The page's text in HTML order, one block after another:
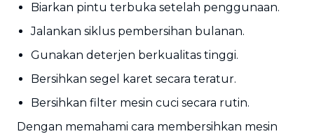
Biarkan pintu terbuka setelah penggunaan.
Jalankan siklus pembersihan bulanan.
Gunakan deterjen berkualitas tinggi.
Bersihkan segel karet secara teratur.
Bersihkan filter mesin cuci secara rutin.
Dengan memahami cara membersihkan mesin